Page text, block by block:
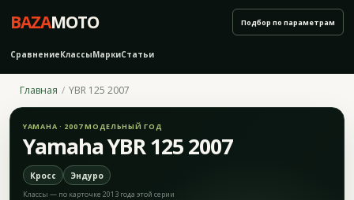
BAZAMOTO
СравнениеКлассыМаркиСтатьи
Подбор по параметрам
Главная YBR 125 2007
YAMAHA · 2007 МОДЕЛЬНЫЙ ГОД
Yamaha YBR 125 2007
Кросс Эндуро
Классы — по карточке 2013 года этой серии